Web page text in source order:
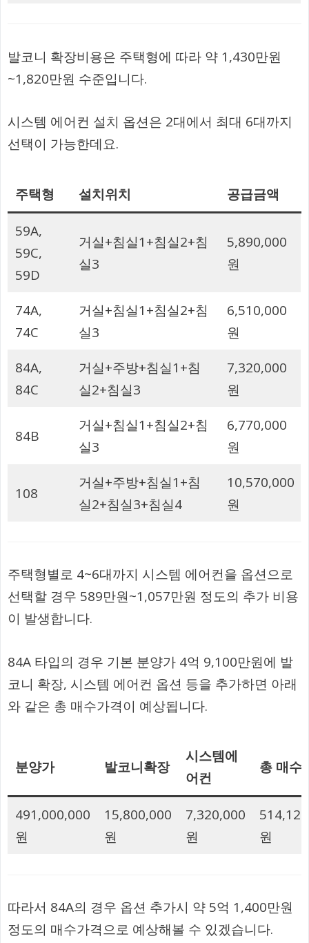
발코니 확장비용은 주택형에 따라 약 1,430만원
~1,820만원 수준입니다.
시스템 에어컨 설치 옵션은 2대에서 최대 6대까지
선택이 가능한데요.
주택형 설치위치 공급금액
59A,
59C,
59D
거실+침실1+침실2+침
실3
5,890,000
원
74A,
74C
거실+침실1+침실2+침
실3
6,510,000
원
84A,
84C
거실+주방+침실1+침
실2+침실3
7,320,000
원
84B
거실+침실1+침실2+침
실3
6,770,000
원
108
거실+주방+침실1+침
실2+침실3+침실4
10,570,000
원
주택형별로 4~6대까지 시스템 에어컨을 옵션으로
선택할 경우 589만원~1,057만원 정도의 추가 비용
이 발생합니다.
84A 타입의 경우 기본 분양가 4억 9,100만원에 발
코니 확장, 시스템 에어컨 옵션 등을 추가하면 아래
와 같은 총 매수가격이 예상됩니다.
분양가 발코니확장
시스템에
어컨
총 매수
491,000,000
원
15,800,000
원
7,320,000
원
원
따라서 84A의 경우 옵션 추가시 약 5억 1,400만원
정도의 매수가격으로 예상해볼 수 있겠습니다.